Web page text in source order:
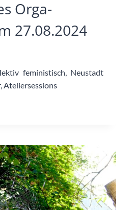
Orga-
27.08.2024
feministisch, Neustadt
Ateliersessions